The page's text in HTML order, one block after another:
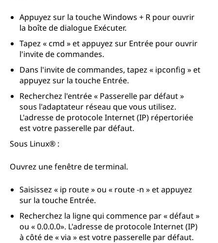
Appuyez sur la touche Windows + R pour ouvrir
la boîte de dialogue Exécuter.
Tapez « cmd » et appuyez sur Entrée pour ouvrir
l'invite de commandes.
Dans l'invite de commandes, tapez « ipconfig » et
appuyez sur la touche Entrée.
Recherchez l'entrée « Passerelle par défaut »
sous l'adaptateur réseau que vous utilisez.
L'adresse de protocole Internet (IP) répertoriée
est votre passerelle par défaut.
Sous Linux® :
Ouvrez une fenêtre de terminal.
Saisissez « ip route » ou « route -n » et appuyez
sur la touche Entrée.
Recherchez la ligne qui commence par « défaut »
ou « 0.0.0.0». L'adresse de protocole Internet (IP)
à côté de « via » est votre passerelle par défaut.